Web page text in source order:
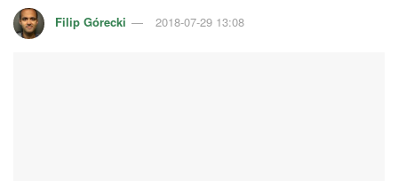
Filip Górecki 2018-07-29 13:08